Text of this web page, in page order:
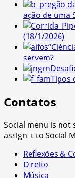
ação de uma
(18/1/2026)
servem?
Tipos
Contatos
Social menu is not
assign it to Social
Reflexões &
Direito
Música